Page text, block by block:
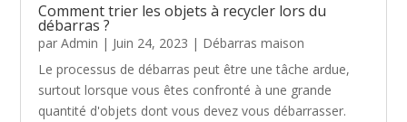
Comment trier les objets à recycler lors du
débarras ?
parAdmin | Juin 24, 2023 | Débarras maison
Le processus de débarras peut être une tâche ardue,
surtout lorsque vous êtes confronté à une grande
quantité d'objets dont vous devez vous débarrasser.